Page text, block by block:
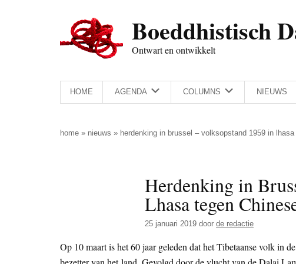
Boeddhistisch
Ontwart en ontwikkelt
HOME AGENDA COLUMNS NIEUWS
home » nieuws » herdenking in brussel – volksopstand 1959 in
Herdenking in
Lhasa tegen
25 januari 2019 door de redactie
Op 10 maart is het 60 jaar geleden dat het Tibetaanse volk in